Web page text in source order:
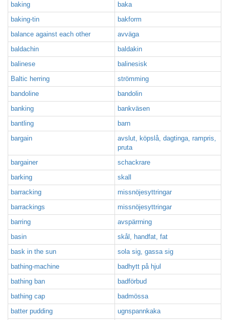
baking
baka
baking-tin
bakform
balance against each other
avväga
baldachin
baldakin
balinese
balinesisk
Baltic herring
strömming
bandoline
bandolin
banking
bankväsen
bantling
barn
bargain
avslut, köpslå, dagtinga, rampris,
pruta
bargainer
schackrare
barking
skall
barracking
missnöjesyttringar
barrackings
missnöjesyttringar
barring
avspärrning
basin
skål, handfat, fat
bask in the sun
sola sig, gassa sig
bathing-machine
badhytt på hjul
bathing ban
badförbud
bathing cap
badmössa
batter pudding
ugnspannkaka